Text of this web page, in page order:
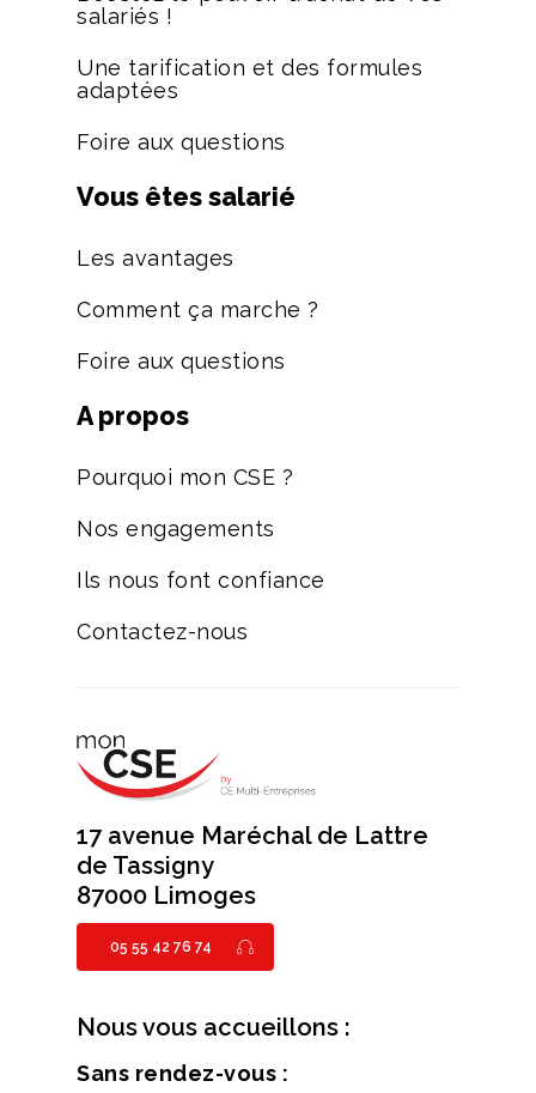
salariés !
Une tarification et des formules
adaptées
Foire aux questions
Vous êtes salarié
Les avantages
Comment ça marche ?
Foire aux questions
A propos
Pourquoi mon CSE ?
Nos engagements
Ils nous font confiance
Contactez-nous
17 avenue Maréchal de Lattre
de Tassigny
87000 Limoges
05 55 42 76 74
Nous vous accueillons :
Sans rendez-vous :